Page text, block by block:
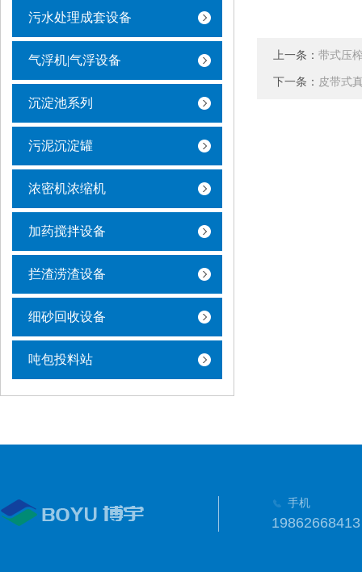
污水处理成套设备
气浮机|气浮设备
沉淀池系列
污泥沉淀罐
浓密机浓缩机
加药搅拌设备
拦渣涝渣设备
细砂回收设备
吨包投料站
上一条： 带式压
下一条： 皮带式
手机
19862668413